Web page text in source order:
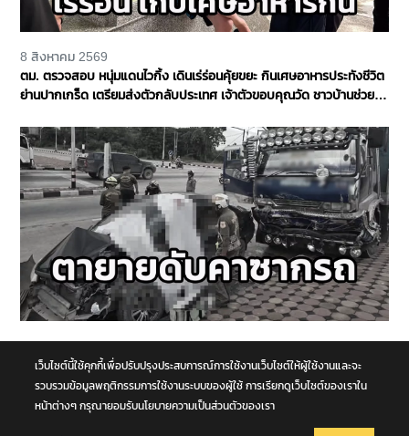
8 สิงหาคม 2569
ตม. ตรวจสอบ หนุ่มแดนไวกิ้ง เดินเร่ร่อนคุ้ยขยะ กินเศษอาหารประทังชีวิต
ย่านปากเกร็ด เตรียมส่งตัวกลับประเทศ เจ้าตัวขอบคุณวัด ชาวบ้านช่วย
8 สิงหาคม 2569
รถนั่งส่วนบุคคลชนกับรถบรรทุก กลางทางแยกหน้าโคก คุณตา-คุณยาย
เสียชีวิตในซากรถ จ.พระนครศรีอยุธยา
เว็บไซต์นี้ใช้คุกกี้เพื่อปรับปรุงประสบการณ์การใช้งานเว็บไซต์ให้ผู้ใช้งานและจะ
รวบรวมข้อมูลพฤติกรรมการใช้งานระบบของผู้ใช้ การเรียกดูเว็บไซต์ของเราใน
หน้าต่างๆ กรุณายอมรับนโยบายความเป็นส่วนตัวของเรา